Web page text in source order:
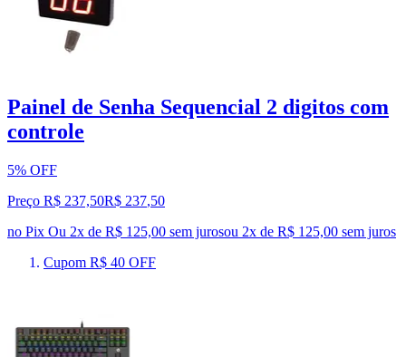
Painel de Senha Sequencial 2 digitos com
controle
5% OFF
Preço R$ 237,50R$ 237,50
no Pix Ou 2x de R$ 125,00 sem jurosou 2x de R$ 125,00 sem juros
Cupom R$ 40 OFF